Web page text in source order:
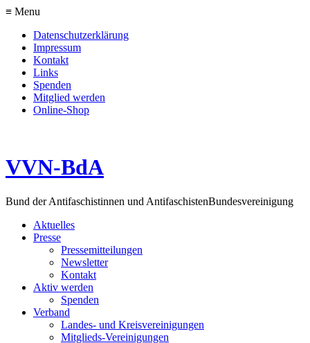
≡ Menu
Datenschutzerklärung
Impressum
Kontakt
Links
Spenden
Mitglied werden
Online-Shop
VVN-BdA
Bund der Antifaschistinnen und AntifaschistenBundesvereinigung
Aktuelles
Presse
Pressemitteilungen
Newsletter
Kontakt
Aktiv werden
Spenden
Verband
Landes- und Kreisvereinigungen
Mitglieds-Vereinigungen